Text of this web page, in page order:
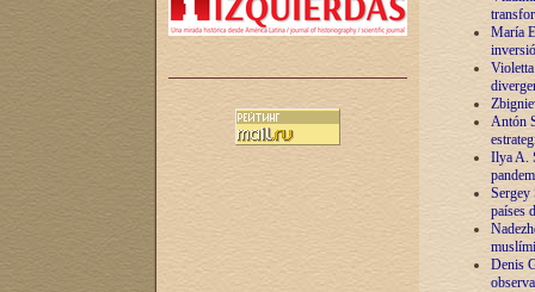
María
Antón
Ilya A.
Sergey
países
Denis